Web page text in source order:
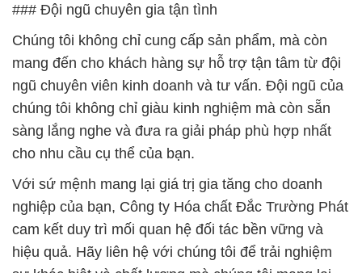
chúng tôi không chỉ giàu kinh nghiệm mà còn sẵn
sàng lắng nghe và đưa ra giải pháp phù hợp nhất
cho nhu cầu cụ thể của bạn.
Với sứ mệnh mang lại giá trị gia tăng cho doanh
nghiệp của bạn, Công ty Hóa chất Đắc Trường Phát
cam kết duy trì mối quan hệ đối tác bền vững và
hiệu quả. Hãy liên hệ với chúng tôi để trải nghiệm
sự khác biệt và chất lượng mà chúng tôi mang lại.
Chân thành cảm ơn sự tin tưởng và lựa chọn của
quý khách hàng!
# Phân phối ▲ cung cấp Phụ Gia Chăn Nuôi hóa